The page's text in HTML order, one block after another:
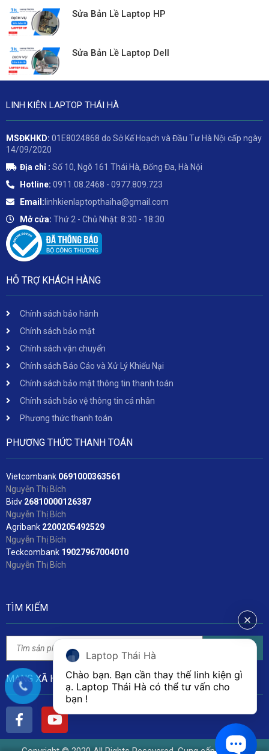
Sửa Bản Lề Laptop HP
Sửa Bản Lề Laptop Dell
LINH KIỆN LAPTOP THÁI HÀ
MSĐKHKD: 01E8024868 do Sở Kế Hoạch và Đầu Tư Hà Nội cấp ngày
14/09/2020
Địa chỉ : Số 10, Ngõ 161 Thái Hà, Đống Đa, Hà Nội
Hotline: 0911.08.2468 - 0977.809.723
Email: linhkienlaptopthaiha@gmail.com
Mở cửa: Thứ 2 - Chủ Nhật: 8:30 - 18:30
HỖ TRỢ KHÁCH HÀNG
Chính sách bảo hành
Chính sách bảo mật
Chính sách vận chuyển
Chính sách Báo Cáo và Xử Lý Khiếu Nại
Chính sách bảo mật thông tin thanh toán
Chính sách bảo vệ thông tin cá nhân
Phương thức thanh toán
PHƯƠNG THỨC THANH TOÁN
Vietcombank 0691000363561
Nguyễn Thị Bích
Bidv 26810000126387
Nguyễn Thị Bích
Agribank 2200205492529
Nguyễn Thị Bích
Teckcombank 19027967004010
Nguyễn Thị Bích
TÌM KIẾM
MẠNG XÃ HỘI
Copyright © 2020 All Rights Resevered. Cung cấp bởi Linh
Laptop Thái Hà
Chào bạn. Bạn cần thay thế linh kiện gì
ạ. Laptop Thái Hà có thể tư vấn cho
bạn !